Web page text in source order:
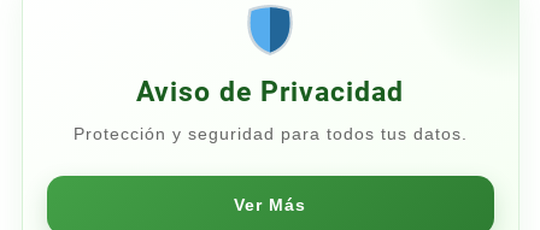
$2,700.00
Aviso de Privacidad
Protección y seguridad para todos tus datos.
Ver Más